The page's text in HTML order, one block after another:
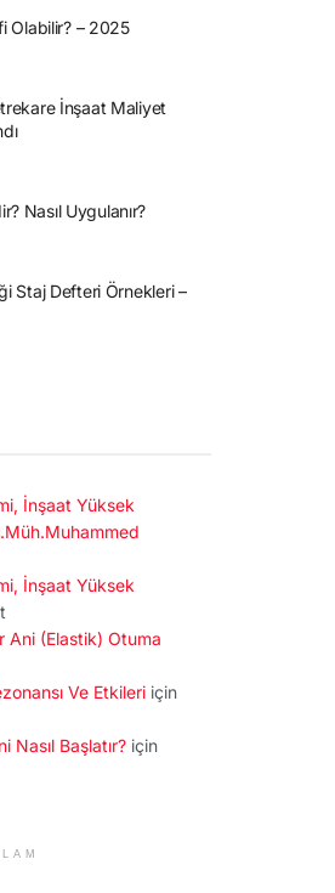
Olabilir? – 2025
İnşaat Maliyet
Nasıl Uygulanır?
Staj Defteri Örnekleri –
İnşaat Yüksek
İnşaat Yüksek
Ani (Elastik) Otuma
Ve Etkileri için
Nasıl Başlatır? için